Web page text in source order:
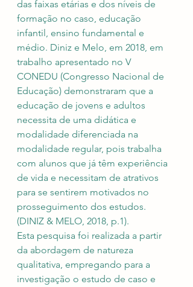
das faixas etárias e dos níveis de
formação no caso, educação
infantil, ensino fundamental e
médio. Diniz e Melo, em 2018, em
trabalho apresentado no V
CONEDU (Congresso Nacional de
Educação) demonstraram que a
educação de jovens e adultos
necessita de uma didática e
modalidade diferenciada na
modalidade regular, pois trabalha
com alunos que já têm experiência
de vida e necessitam de atrativos
para se sentirem motivados no
prosseguimento dos estudos.
(DINIZ & MELO, 2018, p.1).
Esta pesquisa foi realizada a partir
da abordagem de natureza
qualitativa, empregando para a
investigação o estudo de caso e